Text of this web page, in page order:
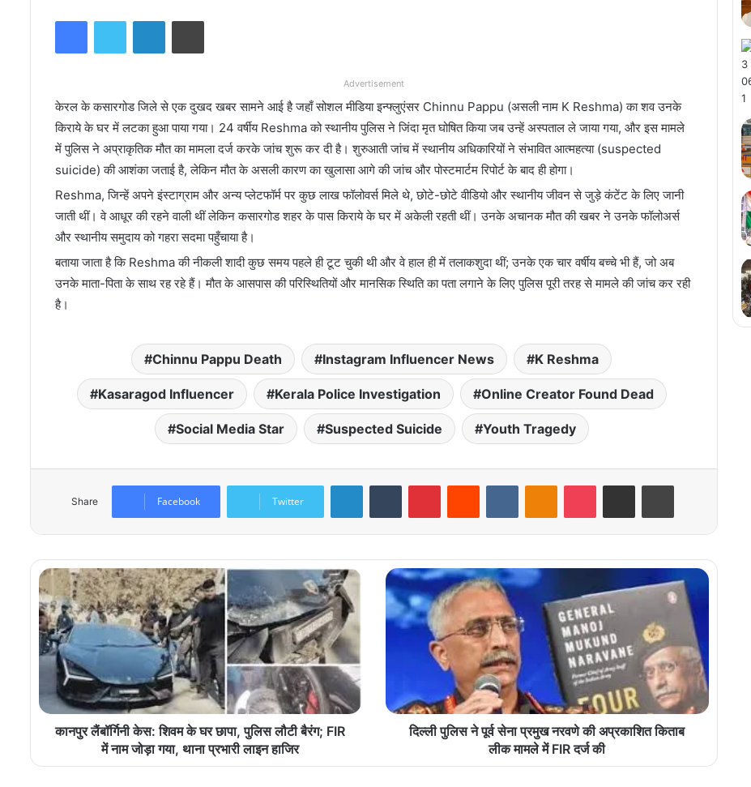
Advertisement
केरल के कसारगोड जिले से एक दुखद खबर सामने आई है जहाँ सोशल मीडिया इन्फ्लुएंसर Chinnu Pappu (असली नाम K Reshma) का शव उनके
किराये के घर में लटका हुआ पाया गया। 24 वर्षीय Reshma को स्थानीय पुलिस ने जिंदा मृत घोषित किया जब उन्हें अस्पताल ले जाया गया, और इस मामले
में पुलिस ने अप्राकृतिक मौत का मामला दर्ज करके जांच शुरू कर दी है। शुरुआती जांच में स्थानीय अधिकारियों ने संभावित आत्महत्या (suspected
suicide) की आशंका जताई है, लेकिन मौत के असली कारण का खुलासा आगे की जांच और पोस्टमार्टम रिपोर्ट के बाद ही होगा।
Reshma, जिन्हें अपने इंस्टाग्राम और अन्य प्लेटफॉर्म पर कुछ लाख फॉलोवर्स मिले थे, छोटे-छोटे वीडियो और स्थानीय जीवन से जुड़े कंटेंट के लिए जानी
जाती थीं। वे आधूर की रहने वाली थीं लेकिन कसारगोड शहर के पास किराये के घर में अकेली रहती थीं। उनके अचानक मौत की खबर ने उनके फॉलोअर्स
और स्थानीय समुदाय को गहरा सदमा पहुँचाया है।
बताया जाता है कि Reshma की नीकली शादी कुछ समय पहले ही टूट चुकी थी और वे हाल ही में तलाकशुदा थीं; उनके एक चार वर्षीय बच्चे भी हैं, जो अब
उनके माता-पिता के साथ रह रहे हैं। मौत के आसपास की परिस्थितियों और मानसिक स्थिति का पता लगाने के लिए पुलिस पूरी तरह से मामले की जांच कर रही
है।
Chinnu Pappu Death Instagram Influencer News K Reshma
Kasaragod Influencer Kerala Police Investigation Online Creator Found Dead
Social Media Star Suspected Suicide Youth Tragedy
Share Facebook Twitter
कानपुर लैंबॉर्गिनी केस: शिवम के घर छापा, पुलिस लौटी बैरंग; FIR
में नाम जोड़ा गया, थाना प्रभारी लाइन हाजिर
दिल्ली पुलिस ने पूर्व सेना प्रमुख नरवणे की अप्रकाशित किताब
लीक मामले में FIR दर्ज की